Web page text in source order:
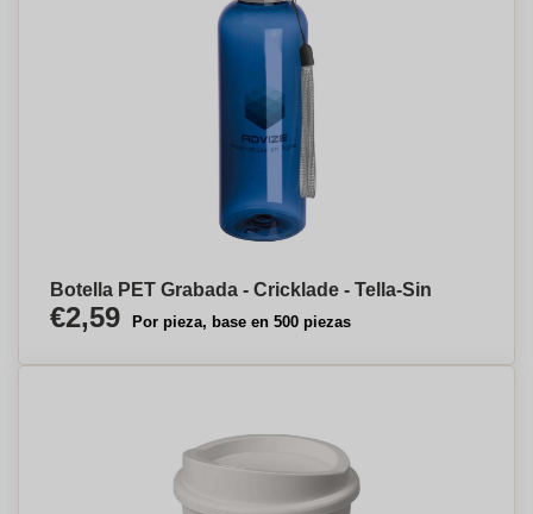
Botella PET Grabada - Cricklade - Tella-Sin
€2,59 Por pieza, base en 500 piezas